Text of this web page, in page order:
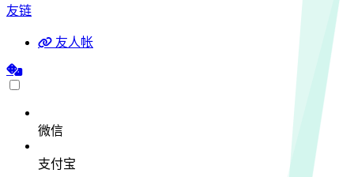
友链
友人帐
微信
支付宝